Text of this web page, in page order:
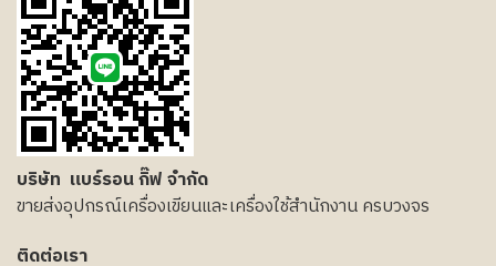
บริษัท แบร์รอน กิ๊ฟ จำกัด
ขายส่งอุปกรณ์เครื่องเขียนและเครื่องใช้สำนักงาน ครบวงจร
ติดต่อเรา